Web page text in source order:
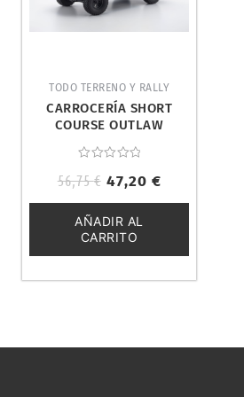
TODO TERRENO Y RALLY
CARROCERÍA SHORT
COURSE OUTLAW
OLB051
con
de
5
56,75€ 47,20 €
AÑADIR AL
CARRITO